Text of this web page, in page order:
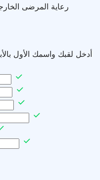
رعاية المرضى
أدخل لقبك واسمك الأول